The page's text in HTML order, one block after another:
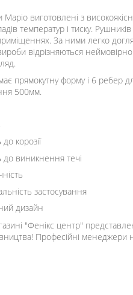
виготовлені з
температур і тиску.
За ними легко
відрізняються
прямокутну форму і 6 ребер
500мм.
до корозії
до виникнення течі
застосування
дизайн
"Фенікс центр"
Професійні